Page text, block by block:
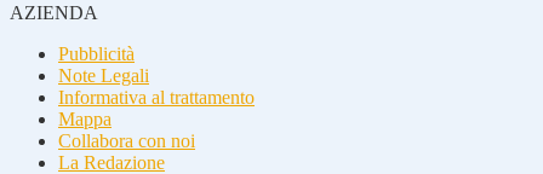
AZIENDA
Pubblicità
Note Legali
Informativa al trattamento
Mappa
Collabora con noi
La Redazione